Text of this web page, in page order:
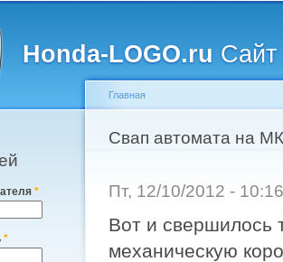
Honda-LOGO.ru Сайт
*
*
Вы здесь
Главная
Свап автомата на
Пт, 12/10/2012 -
Вот и свершилось
механическую